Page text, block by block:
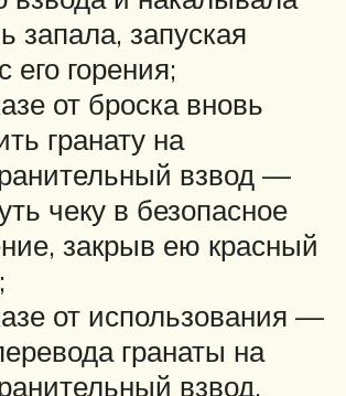
запала, запуская
его горения;
от броска вновь
гранату на
взвод —
чеку в безопасное
закрыв ею красный
от использования —
гранаты на
взвод,